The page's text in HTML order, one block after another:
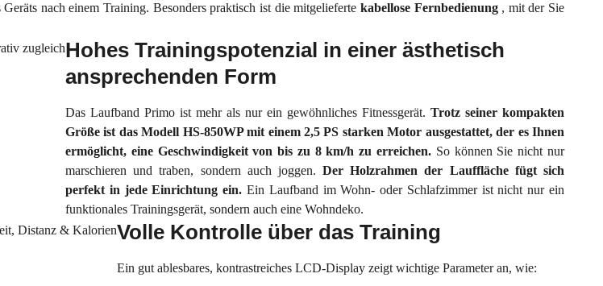
nach einem Training. Besonders praktisch ist die mitgelieferte kabellose Fernbedienung , mit der Sie
Hohes Trainingspotenzial in einer ästhetisch
ansprechenden Form
Das Laufband Primo ist mehr als nur ein gewöhnliches Fitnessgerät. Trotz seiner kompakten
Größe ist das Modell HS-850WP mit einem 2,5 PS starken Motor ausgestattet, der es Ihnen
ermöglicht, eine Geschwindigkeit von bis zu 8 km/h zu erreichen. So können Sie nicht nur
marschieren und traben, sondern auch joggen.Der Holzrahmen der Lauffläche fügt sich
perfekt in jede Einrichtung ein. Ein Laufband im Wohn- oder Schlafzimmer ist nicht nur ein
funktionales Trainingsgerät, sondern auch eine Wohndeko.
Volle Kontrolle über das Training
Ein gut ablesbares, kontrastreiches LCD-Display zeigt wichtige Parameter an, wie: